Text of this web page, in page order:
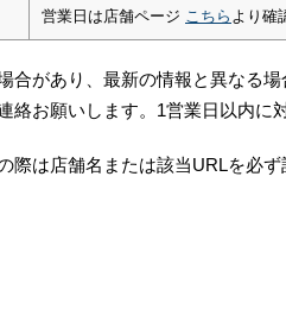
営業日は店舗ページ こちら より確
合があり、最新の情報と異なる場
絡お願いします。1営業日以内に
は店舗名または該当URLを必ず